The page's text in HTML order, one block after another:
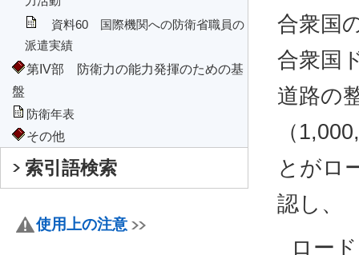
資料60 国際機関への防衛省職員の
派遣実績
第IV部 防衛力の能力発揮のための基
盤
防衛年表
その他
索引語検索
使用上の注意
合衆国
合衆国
道路の
（
とがロ
認し、
ロー